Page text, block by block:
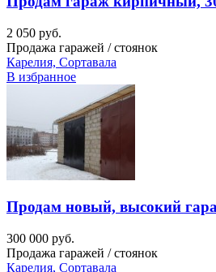
2 050 руб.
Продажа гаражей / стоянок
Карелия, Сортавала
В избранное
Продам новый, высокий
300 000 руб.
Продажа гаражей / стоянок
Карелия, Сортавала